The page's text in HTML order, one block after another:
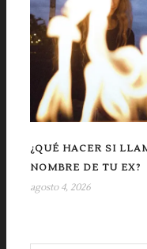
¿QUÉ HACER SI
NOMBRE DE TU EX?
agosto 4, 2026